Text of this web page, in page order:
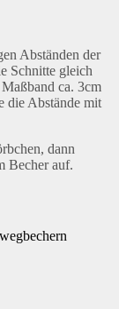
Abständen der
Schnitte gleich
ca. 3cm
die Abstände mit
dann
Becher auf.